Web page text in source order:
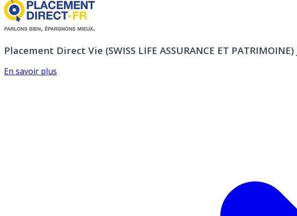
Placement Direct Vie (SWISS LIFE ASSURANCE ET PATRIMOINE)
En savoir plus